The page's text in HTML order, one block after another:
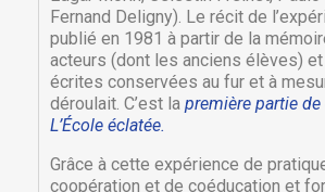
Fernand Deligny). Le récit de
publié en 1981 à partir de la
acteurs (dont les anciens élèves)
écrites conservées au fur et à
déroulait. C’est la première partie
L’École éclatée.
Grâce à cette expérience de
coopération et de coéducation et